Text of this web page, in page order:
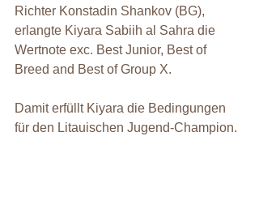
Richter Konstadin Shankov (BG),
erlangte Kiyara Sabiih al Sahra die
Wertnote exc. Best Junior, Best of
Breed and Best of Group X.
Damit erfüllt Kiyara die Bedingungen
für den Litauischen Jugend-Champion.